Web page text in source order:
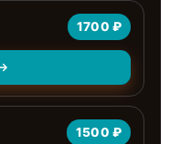
1700 ₽
1500 ₽